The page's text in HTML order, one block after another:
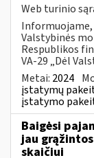
Web turinio
Informuojame,
Valstybinės
Respublikos
VA-29 „Dėl
Metai: 2024
įstatymų
įstatymo
Baigėsi
jau
skaičiui